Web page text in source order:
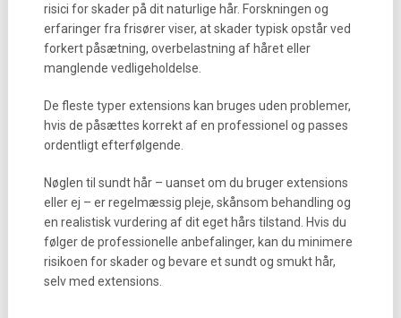
risici for skader på dit naturlige hår. Forskningen og
erfaringer fra frisører viser, at skader typisk opstår ved
forkert påsætning, overbelastning af håret eller
manglende vedligeholdelse.
De fleste typer extensions kan bruges uden problemer,
hvis de påsættes korrekt af en professionel og passes
ordentligt efterfølgende.
Nøglen til sundt hår – uanset om du bruger extensions
eller ej – er regelmæssig pleje, skånsom behandling og
en realistisk vurdering af dit eget hårs tilstand. Hvis du
følger de professionelle anbefalinger, kan du minimere
risikoen for skader og bevare et sundt og smukt hår,
selv med extensions.